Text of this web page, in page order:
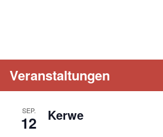
Veranstaltungen
SEP.
12 Kerwe